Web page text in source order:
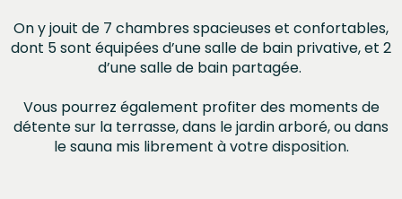
On y jouit de 7 chambres spacieuses et confortables,
dont 5 sont équipées d’une salle de bain privative, et 2
d’une salle de bain partagée.
Vous pourrez également profiter des moments de
détente sur la terrasse, dans le jardin arboré, ou dans
le sauna mis librement à votre disposition.